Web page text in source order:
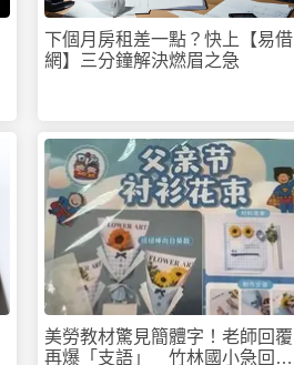
下個月房租差一點？快上【易借
網】三分鐘解決燃眉之急
美勞教材驚見簡體字！老師回覆
再爆「支語」 竹林國小急回收